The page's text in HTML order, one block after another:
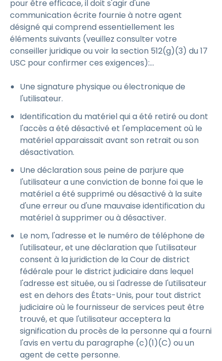
pour être efficace, il doit s'agir d'une
communication écrite fournie à notre agent
désigné qui comprend essentiellement les
éléments suivants (veuillez consulter votre
conseiller juridique ou voir la section 512(g)(3) du 17
USC pour confirmer ces exigences):...
Une signature physique ou électronique de
l'utilisateur.
Identification du matériel qui a été retiré ou dont
l'accès a été désactivé et l'emplacement où le
matériel apparaissait avant son retrait ou son
désactivation.
Une déclaration sous peine de parjure que
l'utilisateur a une conviction de bonne foi que le
matériel a été supprimé ou désactivé à la suite
d'une erreur ou d'une mauvaise identification du
matériel à supprimer ou à désactiver.
Le nom, l'adresse et le numéro de téléphone de
l'utilisateur, et une déclaration que l'utilisateur
consent à la juridiction de la Cour de district
fédérale pour le district judiciaire dans lequel
l'adresse est située, ou si l'adresse de l'utilisateur
est en dehors des États-Unis, pour tout district
judiciaire où le fournisseur de services peut être
trouvé, et que l'utilisateur acceptera la
signification du procès de la personne qui a fourni
l'avis en vertu du paragraphe (c)(1)(C) ou un
agent de cette personne.